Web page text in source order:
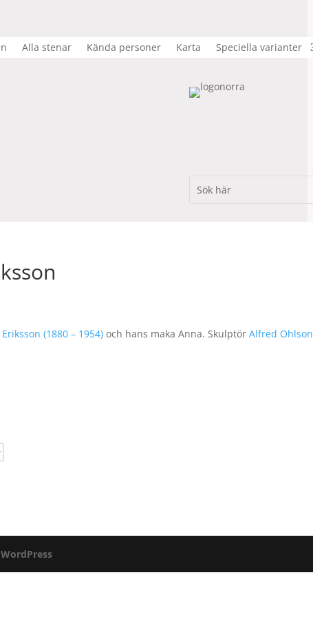
Alla stenar Kända personer Karta Speciella varianter
(1880 – 1954) och hans maka Anna. SkulptörAlfred Ohlson
WordPress